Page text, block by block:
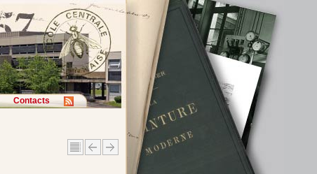
Contacts